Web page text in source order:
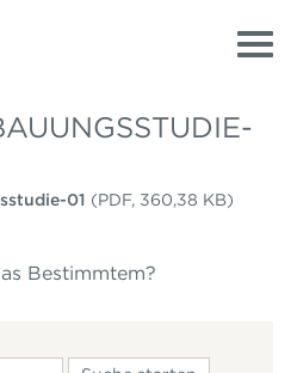
01 (PDF, 360,38 KB)
Bestimmtem?